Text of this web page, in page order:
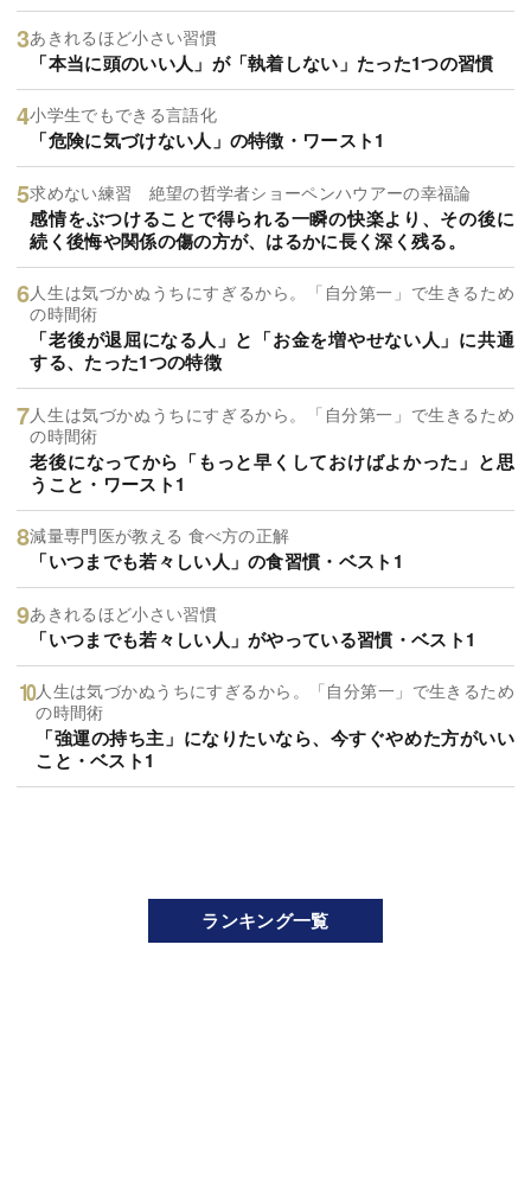
あきれるほど小さい習慣
「本当に頭のいい人」が「執着しない」たった1つの習慣
小学生でもできる言語化
「危険に気づけない人」の特徴・ワースト1
求めない練習 絶望の哲学者ショーペンハウアーの幸福論
感情をぶつけることで得られる一瞬の快楽より、その後に
続く後悔や関係の傷の方が、はるかに長く深く残る。
人生は気づかぬうちにすぎるから。「自分第一」で生きるため
の時間術
「老後が退屈になる人」と「お金を増やせない人」に共通
する、たった1つの特徴
人生は気づかぬうちにすぎるから。「自分第一」で生きるため
の時間術
老後になってから「もっと早くしておけばよかった」と思
うこと・ワースト1
減量専門医が教える 食べ方の正解
「いつまでも若々しい人」の食習慣・ベスト1
あきれるほど小さい習慣
「いつまでも若々しい人」がやっている習慣・ベスト1
人生は気づかぬうちにすぎるから。「自分第一」で生きるため
の時間術
「強運の持ち主」になりたいなら、今すぐやめた方がいい
こと・ベスト1
ランキング一覧